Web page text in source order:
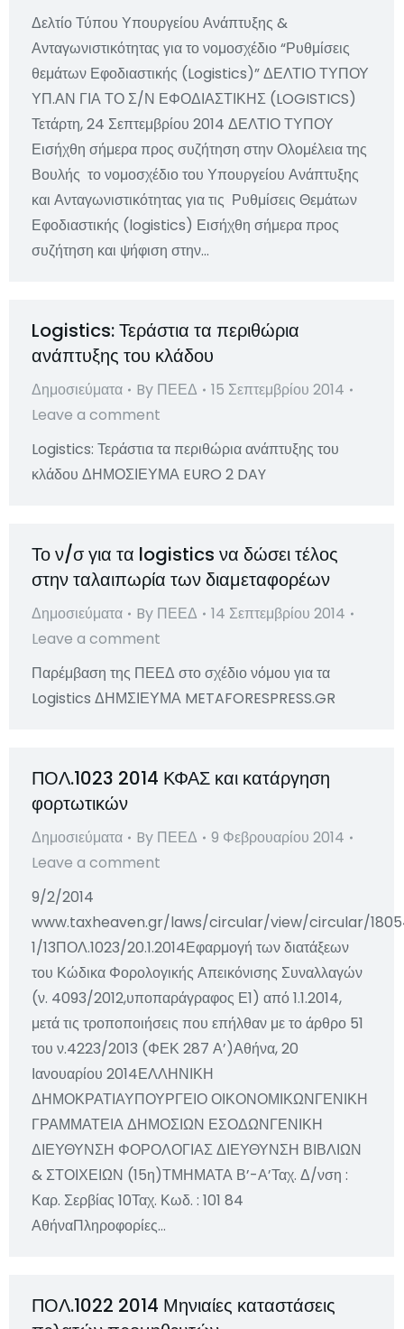
Δελτίο Τύπου Υπουργείου Ανάπτυξης &
Ανταγωνιστικότητας για το νομοσχέδιο “Ρυθμίσεις
θεμάτων Εφοδιαστικής (Logistics)” ΔΕΛΤΙΟ ΤΥΠΟΥ
ΥΠ.ΑΝ ΓΙΑ ΤΟ Σ/Ν ΕΦΟΔΙΑΣΤΙΚΗΣ (LOGISTICS)
Τετάρτη, 24 Σεπτεμβρίου 2014 ΔΕΛΤΙΟ ΤΥΠΟΥ
Εισήχθη σήμερα προς συζήτηση στην Ολομέλεια της
Βουλής το νομοσχέδιο του Υπουργείου Ανάπτυξης
και Ανταγωνιστικότητας για τις Ρυθμίσεις Θεμάτων
Εφοδιαστικής (logistics) Εισήχθη σήμερα προς
συζήτηση και ψήφιση στην…
Logistics: Τεράστια τα περιθώρια
ανάπτυξης του κλάδου
Δημοσιεύματα By ΠΕΕΔ
15 Σεπτεμβρίου 2014
Leave a comment
Logistics: Τεράστια τα περιθώρια ανάπτυξης του
κλάδου ΔΗΜΟΣΙΕΥΜΑ EURO 2 DAY
Το ν/σ για τα logistics να δώσει τέλος
στην ταλαιπωρία των διαμεταφορέων
Δημοσιεύματα By ΠΕΕΔ
14 Σεπτεμβρίου 2014
Leave a comment
Παρέμβαση της ΠΕΕΔ στο σχέδιο νόμου για τα
Logistics ΔΗΜΣΙΕΥΜΑ METAFORESPRESS.GR
ΠΟΛ.1023 2014 ΚΦΑΣ και κατάργηση
φορτωτικών
Δημοσιεύματα By ΠΕΕΔ
9 Φεβρουαρίου 2014
Leave a comment
9/2/2014
www.taxheaven.gr/laws/circular/view/circular/
1/13ΠΟΛ.1023/20.1.2014Εφαρμογή των διατάξεων
του Κώδικα Φορολογικής Απεικόνισης Συναλλαγών
(ν. 4093/2012,υποπαράγραφος Ε1) από 1.1.2014,
μετά τις τροποποιήσεις που επήλθαν με το άρθρο 51
του ν.4223/2013 (ΦΕΚ 287 Α’)Αθήνα, 20
Ιανουαρίου 2014ΕΛΛΗΝΙΚΗ
ΔΗΜΟΚΡΑΤΙΑΥΠΟΥΡΓΕΙΟ ΟΙΚΟΝΟΜΙΚΩΝΓΕΝΙΚΗ
ΓΡΑΜΜΑΤΕΙΑ ΔΗΜΟΣΙΩΝ ΕΣΟΔΩΝΓΕΝΙΚΗ
ΔΙΕΥΘΥΝΣΗ ΦΟΡΟΛΟΓΙΑΣ ΔΙΕΥΘΥΝΣΗ ΒΙΒΛΙΩΝ
& ΣΤΟΙΧΕΙΩΝ (15η)ΤΜΗΜΑΤΑ Β’-Α’Ταχ. Δ/νση :
Καρ. Σερβίας 10Ταχ. Κωδ. : 101 84
ΑθήναΠληροφορίες…
ΠΟΛ.1022 2014 Μηνιαίες καταστάσεις